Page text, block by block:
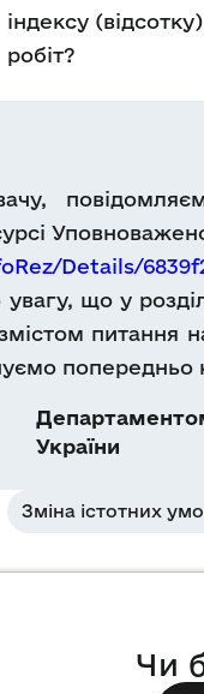
індексу
робіт?
Details/
що у
питання
попередньо
України
Зміна істотних
Чи